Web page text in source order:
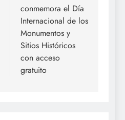
conmemora el Día
Internacional de los
Monumentos y
Sitios Históricos
con acceso
gratuito